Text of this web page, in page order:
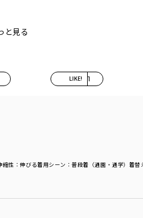
子
LIKE! 1
縮性 ：伸びる着用シーン ：普段着（通園・通学） 着替
と見る